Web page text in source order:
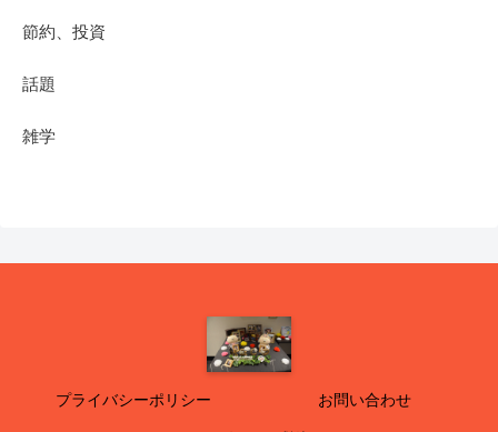
節約、投資
話題
雑学
プライバシーポリシー お問い合わせ